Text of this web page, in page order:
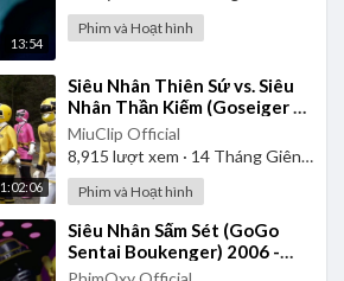
13:54
Phim và Hoạt hình
1:02:06
⁣Siêu Nhân Thiên Sứ vs. Siêu
Nhân Thần Kiếm (Goseiger vs.
Shinkenger) | Vietsub
MiuClip Official
8,915 lượt xem · 14 Tháng Giêng 2025
Phim và Hoạt hình
⁣Siêu Nhân Sấm Sét (GoGo
Sentai Boukenger) 2006 -
Tập 1 | Thuyết Minh